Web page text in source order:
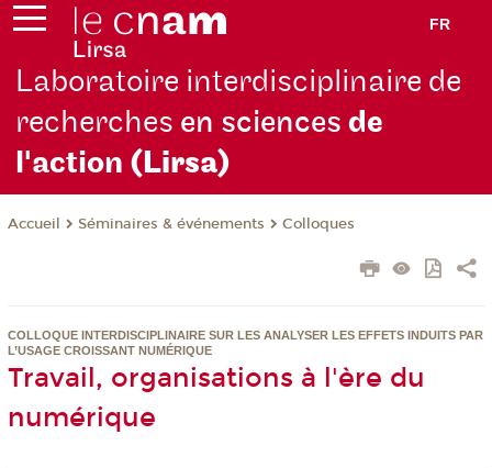
FR
Laboratoire interdisciplinaire de
recherches en sciencesde
l'action (Lirsa)
Accueil Séminaires & événements Colloques
COLLOQUE INTERDISCIPLINAIRE SUR LES ANALYSER LES EFFETS INDUITS PAR
L’USAGE CROISSANT NUMÉRIQUE
Travail, organisations à l'ère du
numérique